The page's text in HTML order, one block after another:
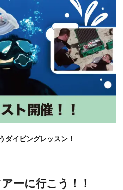
ダイビングレッスン！
ーに行こう！！